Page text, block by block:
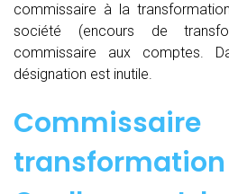
commissaire à la
société (encours de
commissaire aux comptes.
désignation est inutile.